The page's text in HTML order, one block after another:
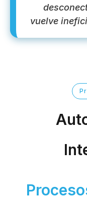
vuelve